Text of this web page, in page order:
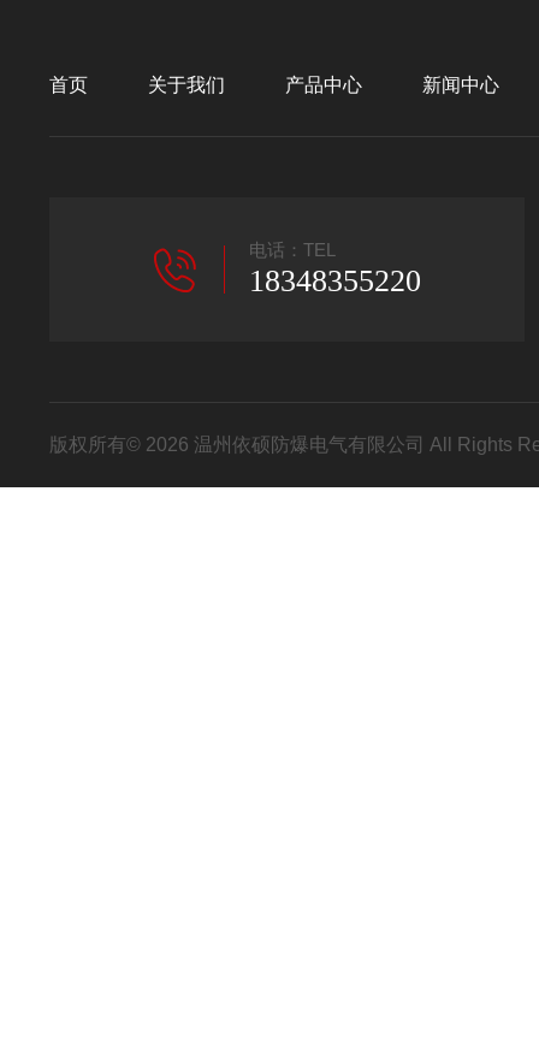
首页 关于我们 产品中心 新闻中心
电话：TEL
18348355220
版权所有© 2026 温州依硕防爆电气有限公司 All Rights